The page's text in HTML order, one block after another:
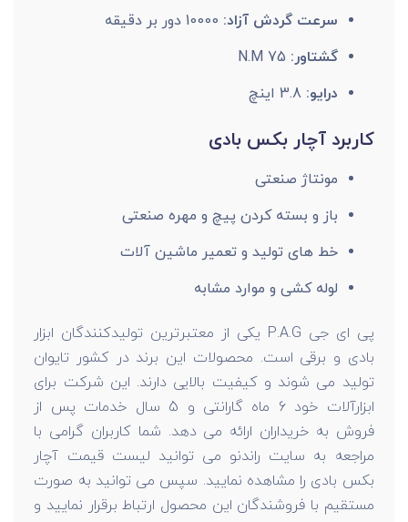
سرعت گردش آزاد:
گشتاور:
درایو: 3.8 اینچ
کاربرد آچار بکس بادی
مونتاژ صنعتی
باز و بسته کردن پیچ و مهره صنعتی
خط های تولید و تعمیر ماشین آلات
لوله کشی و موارد مشابه
پی ای جی P.A.G یکی از معتبرترین تولیدکنندگان ابزار
بادی و برقی است. محصولات این برند در کشور تایوان
تولید می شوند و کیفیت بالایی دارند. این شرکت برای
ابزارآلات خود 6 ماه گارانتی و 5 سال خدمات پس از
فروش به خریداران ارائه می دهد. شما کاربران گرامی با
مراجعه به سایت راندنو می توانید لیست قیمت آچار
بکس بادی را مشاهده نمایید. سپس می توانید به صورت
مستقیم با فروشندگان این محصول ارتباط برقرار نمایید و